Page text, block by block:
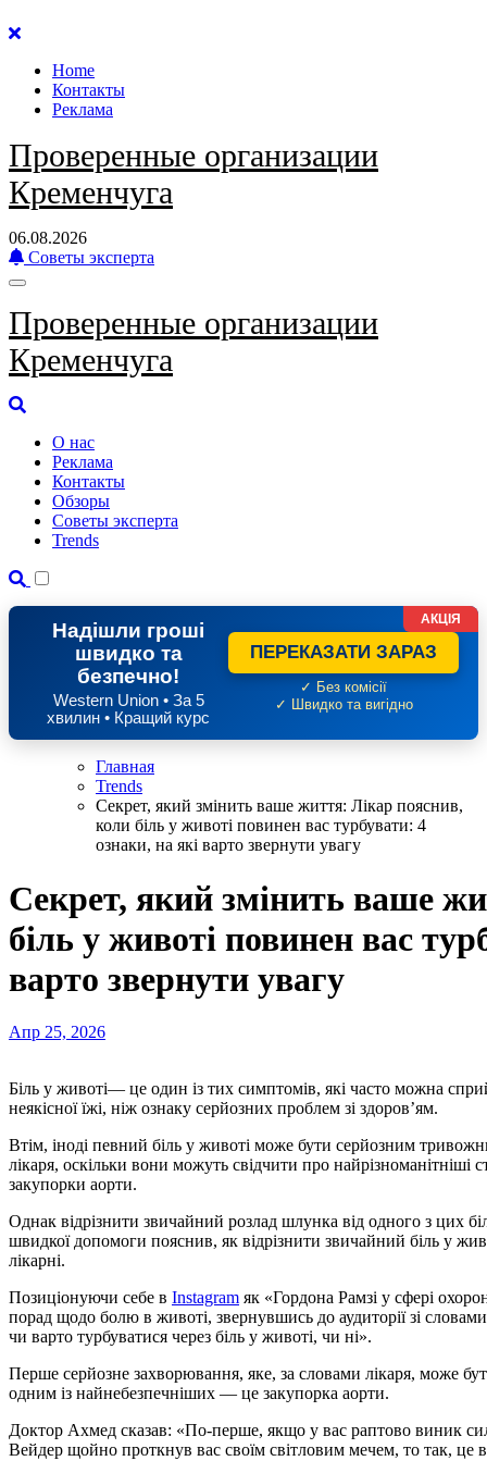
Перейти
содержанию
Home
Контакты
Реклама
Проверенные организации
Кременчуга
06.08.2026
Советы эксперта
Проверенные организации
Кременчуга
О нас
Реклама
Контакты
Обзоры
Советы эксперта
Trends
Надішли гроші
швидко та
безпечно!
Western Union • За 5
хвилин • Кращий курс
ПЕРЕКАЗАТИ ЗАРАЗ
✓ Без комісії
✓ Швидко та вигідно
АКЦІЯ
Главная
Trends
Секрет, який змінить ваше життя: Лікар пояснив,
коли біль у животі повинен вас турбувати: 4
ознаки, на які варто звернути увагу
Секрет, який змінить ваше
біль у животі повинен вас
варто звернути увагу
Апр 25, 2026
Біль у животі— це один із тих симптомів, які часто можна сприймати як незначне нездужання, скоріше наслідок
неякісної їжі, ніж ознаку серйозних проблем зі здоров’ям.
Втім, іноді певний біль у животі може бути серйозним
лікаря, оскільки вони можуть свідчити про найрізноманітніші
закупорки аорти.
Однак відрізнити звичайний розлад шлунка від одного з цих
швидкої допомоги пояснив, як відрізнити звичайний біль у
лікарні.
Позиціонуючи себе в Instagram як «Гордона Рамзі у сфері
порад щодо болю в животі, звернувшись до аудиторії зі
чи варто турбуватися через біль у животі, чи ні».
Перше серйозне захворювання, яке, за словами лікаря, може
одним із найнебезпечніших — це закупорка аорти.
Доктор Ахмед сказав: «По-перше, якщо у вас раптово виник
Вейдер щойно проткнув вас своїм світловим мечем, то так, це